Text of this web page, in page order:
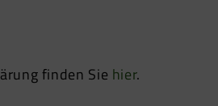
finden Sie hier.